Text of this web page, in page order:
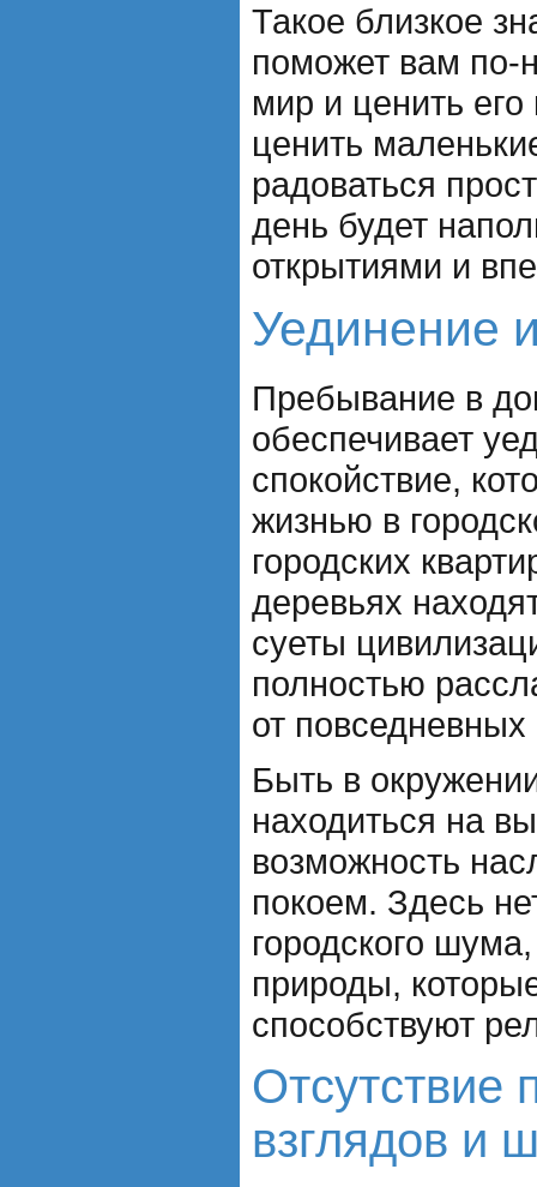
Такое близкое
поможет вам по-
мир и ценить его
ценить
радоваться
день будет
открытиями и
Уединение
Пребывание в
обеспечивает
спокойствие,
жизнью в
городских
деревьях
суеты
полностью
от
Быть в
находиться на
возможность
покоем. Здесь
городского
природы,
способствуют
Отсутствие
взглядов и